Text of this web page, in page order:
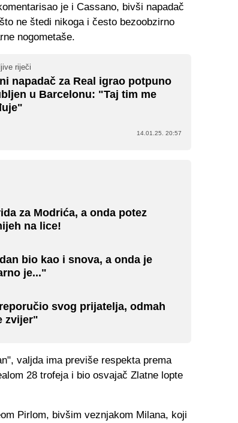
je i Cassano, bivši napadač
ne štedi nikoga i često bezoobzirno
nogometaše.
riječi
napadač za Real igrao potpuno
u Barcelonu: "Taj tim me
14.01.25. 20:57
za Modrića, a onda potez
na lice!
bio kao i snova, a onda je
je..."
svog prijatelja, odmah
zvijer"
valjda ima previše respekta prema
28 trofeja i bio osvajač Zlatne lopte
Pirlom, bivšim veznjakom Milana, koji